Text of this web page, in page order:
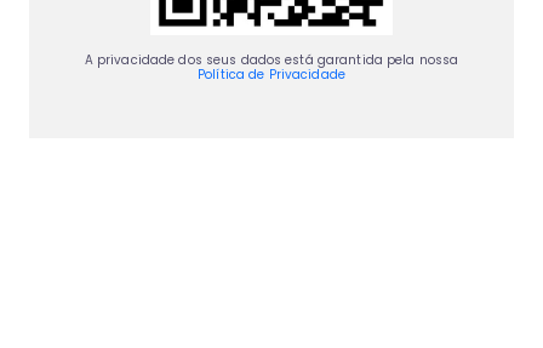
A privacidade dos seus dados está garantida pela nossa
Política de Privacidade